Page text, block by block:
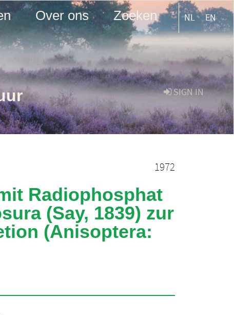
Over ons Zoeken NL EN
SIGN IN
1972
Radiophosphat
(Say, 1839) zur
(Anisoptera: